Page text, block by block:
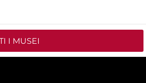
I MUSEI